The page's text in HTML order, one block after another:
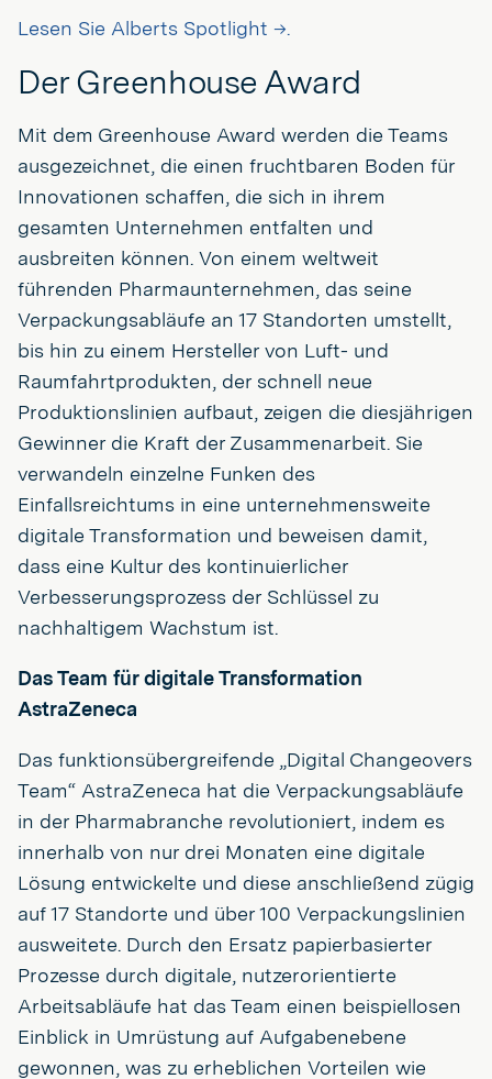
Lesen Sie Alberts Spotlight →.
Der Greenhouse Award
Mit dem Greenhouse Award werden die Teams
ausgezeichnet, die einen fruchtbaren Boden für
Innovationen schaffen, die sich in ihrem
gesamten Unternehmen entfalten und
ausbreiten können. Von einem weltweit
führenden Pharmaunternehmen, das seine
Verpackungsabläufe an 17 Standorten umstellt,
bis hin zu einem Hersteller von Luft- und
Raumfahrtprodukten, der schnell neue
Produktionslinien aufbaut, zeigen die diesjährigen
Gewinner die Kraft der Zusammenarbeit. Sie
verwandeln einzelne Funken des
Einfallsreichtums in eine unternehmensweite
digitale Transformation und beweisen damit,
dass eine Kultur des kontinuierlicher
Verbesserungsprozess der Schlüssel zu
nachhaltigem Wachstum ist.
Das Team für digitale Transformation
AstraZeneca
Das funktionsübergreifende „Digital Changeovers
Team“ AstraZeneca hat die Verpackungsabläufe
in der Pharmabranche revolutioniert, indem es
innerhalb von nur drei Monaten eine digitale
Lösung entwickelte und diese anschließend zügig
auf 17 Standorte und über 100 Verpackungslinien
ausweitete. Durch den Ersatz papierbasierter
Prozesse durch digitale, nutzerorientierte
Arbeitsabläufe hat das Team einen beispiellosen
Einblick in Umrüstung auf Aufgabenebene
gewonnen, was zu erheblichen Vorteilen wie